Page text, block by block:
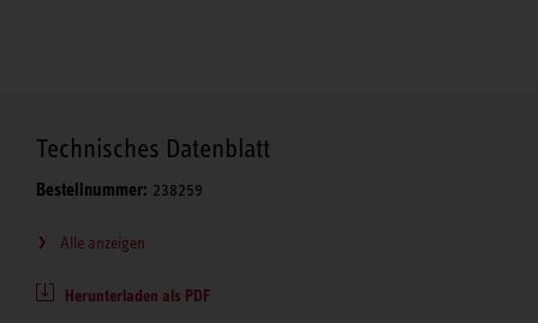
Technisches Datenblatt
Bestellnummer: 238259
Alle anzeigen
Herunterladen als PDF